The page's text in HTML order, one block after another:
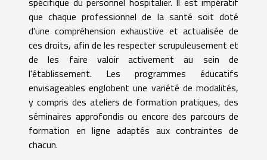
que chaque professionnel de la santé soit doté
d'une compréhension exhaustive et actualisée de
ces droits, afin de les respecter scrupuleusement et
de les faire valoir activement au sein de
l'établissement. Les programmes éducatifs
envisageables englobent une variété de modalités,
y compris des ateliers de formation pratiques, des
séminaires approfondis ou encore des parcours de
formation en ligne adaptés aux contraintes de
chacun.